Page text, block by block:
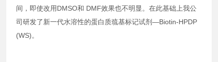
间，即使改用DMSO和 DMF效果也不明显。在此基础上我公
司研发了新一代水溶性的蛋白质巯基标记试剂—Biotin-HPDP
(WS)。